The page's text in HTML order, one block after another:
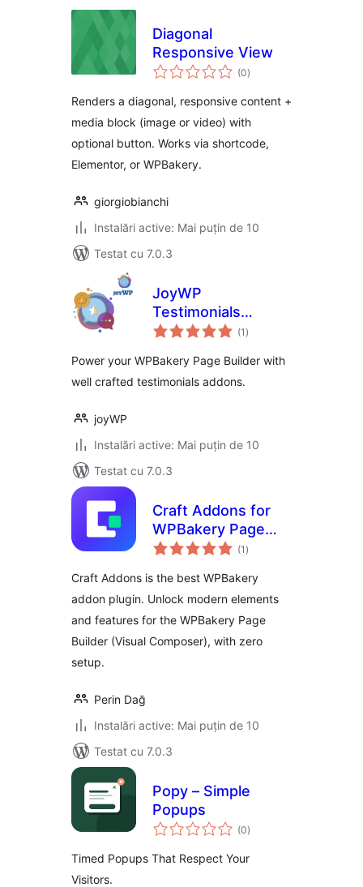
Diagonal
Responsive View
(0total
aprecieri
)
Renders a diagonal, responsive content +
media block (image or video) with
optional button. Works via shortcode,
Elementor, or WPBakery.
giorgiobianchi
Instalări active: Mai puțin de 10
Testat cu 7.0.3
JoyWP
Testimonials
Addons For
Builder
(1 total
aprecieri
)
Power your WPBakery Page Builder with
well crafted testimonials addons.
joyWP
Instalări active: Mai puțin de 10
Testat cu 7.0.3
Craft Addons for
WPBakery Page
Builder
(1 total
aprecieri
)
Craft Addons is the best WPBakery
addon plugin. Unlock modern elements
and features for the WPBakery Page
Builder (Visual Composer), with zero
setup.
Perin Dağ
Instalări active: Mai puțin de 10
Testat cu 7.0.3
Popy – Simple
Popups
(0total
aprecieri
)
Timed Popups That Respect Your
Visitors.